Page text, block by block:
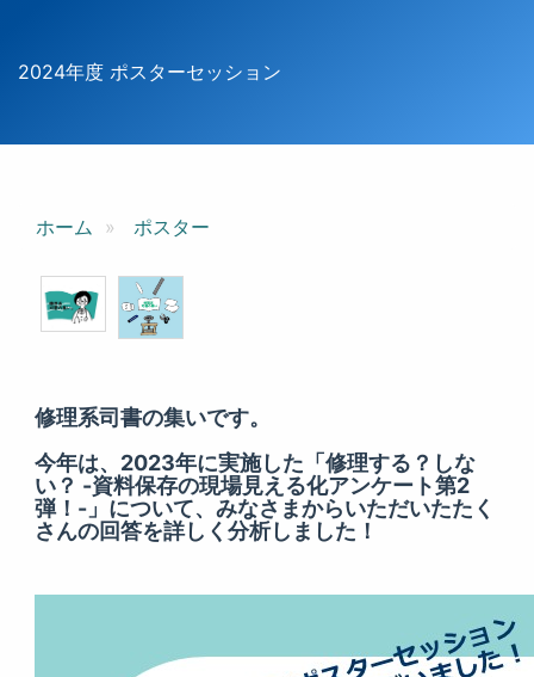
2024年度 ポスターセッション
ホーム ポスター
修理系司書の集いです。
今年は、2023年に実施した 「修理する？しな
い？ -資料保存の現場見える化アンケート第2
弾！-」 について、みなさまからいただいたたく
さんの回答を詳しく分析しました！